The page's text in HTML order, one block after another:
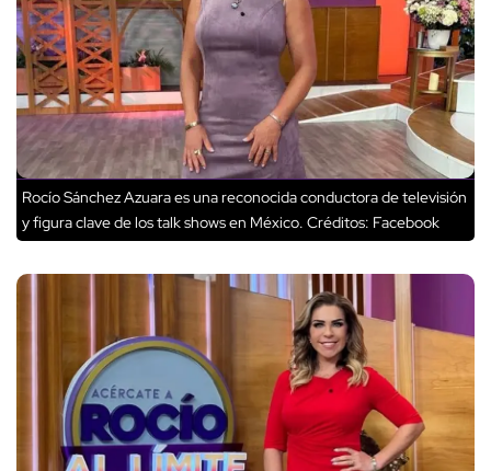
Rocío Sánchez Azuara es una reconocida conductora de televisión
y figura clave de los talk shows en México. Créditos: Facebook